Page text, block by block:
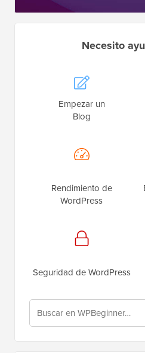
Necesito
Empezar un
Blog
Rendimiento de
WordPress
Seguridad de WordPress